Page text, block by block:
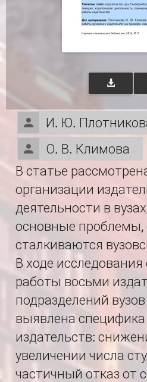
И. Ю.
О. В. Климова
В статье
организации
деятельности в
основные проблемы,
сталкиваются
В ходе исследования
работы восьми
подразделений
выявлена
издательств:
увеличении числа
частичный отказ от